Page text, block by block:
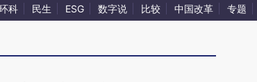
科 民生 ESG 数字说 比较 中国改革 专题